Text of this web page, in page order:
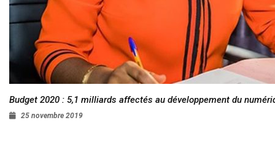
Budget 2020 : 5,1 milliards affectés au développement du
25 novembre 2019